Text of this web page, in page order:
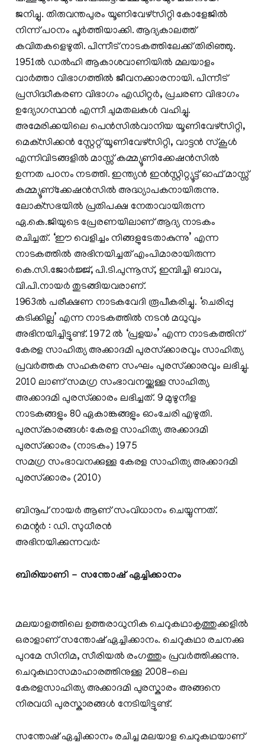
ജനിച്ചു. തിരുവന്തപുരം യൂണിവേഴ്‌സിറ്റി കോളേജില്‍
നിന്ന് പഠനം പൂര്‍ത്തിയാക്കി. ആദ്യകാലത്ത്
കവിതകളെഴുതി. പിന്നീട് നാടകത്തിലേക്ക് തിരിഞ്ഞു.
1951ല്‍ ഡല്‍ഹി ആകാശവാണിയില്‍ മലയാളം
വാര്‍ത്താ വിഭാഗത്തില്‍ ജീവനക്കാരനായി. പിന്നീട്
പ്രസിദ്ധീകരണ വിഭാഗം എഡിറ്റര്‍, പ്രചരണ വിഭാഗം
ഉദ്യോഗസ്ഥന്‍ എന്നീ ചുമതലകള്‍ വഹിച്ചു.
അമേരിക്കയിലെ പെന്‍സില്‍വാനിയ യൂണിവേഴ്‌സിറ്റി,
മെക്‌സിക്കന്‍ സ്റ്റേറ്റ് യൂണിവേഴ്‌സിറ്റി, വാട്ടന്‍ സ്‌കൂള്‍
എന്നിവിടങ്ങളില്‍ മാസ്സ് കമ്മ്യൂണിക്കേഷന്‍സില്‍
ഉന്നത പഠനം നടത്തി. ഇന്ത്യന്‍ ഇന്‍സ്റ്റിറ്റ്യൂട്ട് ഓഫ് മാസ്സ്
കമ്മ്യൂണ്‌ക്കേഷന്‍സില്‍ അദ്ധ്യാപകനായിരുന്നു.
ലോക്‌സഭയില്‍ പ്രതിപക്ഷ നേതാവായിരുന്ന
ഏ.കെ.ജിയുടെ പ്രേരണയിലാണ് ആദ്യ നാടകം
രചിച്ചത്. ‘ഈ വെളിച്ചം നിങ്ങളുടേതാകുന്നു’ എന്ന
നാടകത്തില്‍ അഭിനയിച്ചത് എംപിമാരായിരുന്ന
കെ.സി.ജോര്‍ജ്ജ്, പി.ടി.പുന്നൂസ്, ഇമ്പിച്ചി ബാവ,
വി.പി.നായര്‍ തുടങ്ങിയവരാണ്.
1963ല്‍ പരീക്ഷണ നാടകവേദി രൂപീകരിച്ചു. ‘ചെരിപ്പു
കടിക്കില്ല’ എന്ന നാടകത്തില്‍ നടന്‍ മധുവും
അഭിനയിച്ചിട്ടുണ്ട്. 1972 ല്‍ ‘പ്രളയം’ എന്ന നാടകത്തിന്
കേരള സാഹിത്യ അക്കാദമി പുരസ്‌ക്കാരവും സാഹിത്യ
പ്രവര്‍ത്തക സഹകരണ സംഘം പുരസ്‌ക്കാരവും ലഭിച്ചു.
2010 ലാണ് സമഗ്ര സംഭാവനയ്ക്കുള്ള സാഹിത്യ
അക്കാദമി പുരസ്‌ക്കാരം ലഭിച്ചത്. 9 മുഴുനീള
നാടകങ്ങളും 80 ഏകാങ്കങ്ങളും ഓംചേരി എഴുതി.
പുരസ്‌കാരങ്ങള്‍: കേരള സാഹിത്യ അക്കാദമി
പുരസ്‌ക്കാരം (നാടകം) 1975
സമഗ്ര സംഭാവനക്കുള്ള കേരള സാഹിത്യ അക്കാദമി
പുരസ്‌ക്കാരം (2010)
ബിനൂപ് നായര്‍ ആണ് സംവിധാനം ചെയ്യുന്നത്.
മെന്റര്‍ : ഡി. സുധീരന്‍
അഭിനയിക്കുന്നവര്‍:
ബിരിയാണി - സന്തോഷ് ഏച്ചിക്കാനം
മലയാളത്തിലെ ഉത്തരാധുനിക ചെറുകഥാകൃത്തുക്കളിൽ
ഒരാളാണ്‌ സന്തോഷ് ഏച്ചിക്കാനം. ചെറുകഥാ രചനക്കു
പുറമേ സിനിമ, സീരിയൽ രംഗത്തും പ്രവർത്തിക്കുന്നു.
ചെറുകഥാസമാഹാരത്തിനുള്ള 2008-ലെ
കേരളസാഹിത്യ അക്കാദമി പുരസ്കാരം അങ്ങനെ
നിരവധി പുരസ്കാരങ്ങൾ നേടിയിട്ടുണ്ട്.
സന്തോഷ് ഏച്ചിക്കാനം രചിച്ച മലയാള ചെറുകഥയാണ്